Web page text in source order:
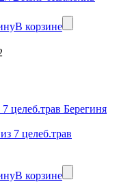
В корзине
Берегиня
В корзине